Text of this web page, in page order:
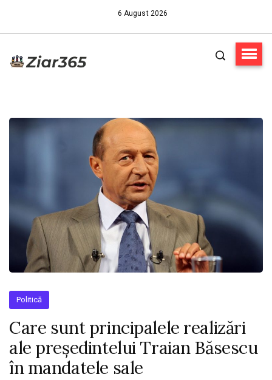
6 August 2026
Politică
Care sunt principalele realizări
ale președintelui Traian Băsescu
în mandatele sale